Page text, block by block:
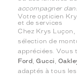
accompagner
Votre opticien
et de services
Chez Krys
sélection de
appréciées. Vous
Ford ,Gucci
adaptés à tous